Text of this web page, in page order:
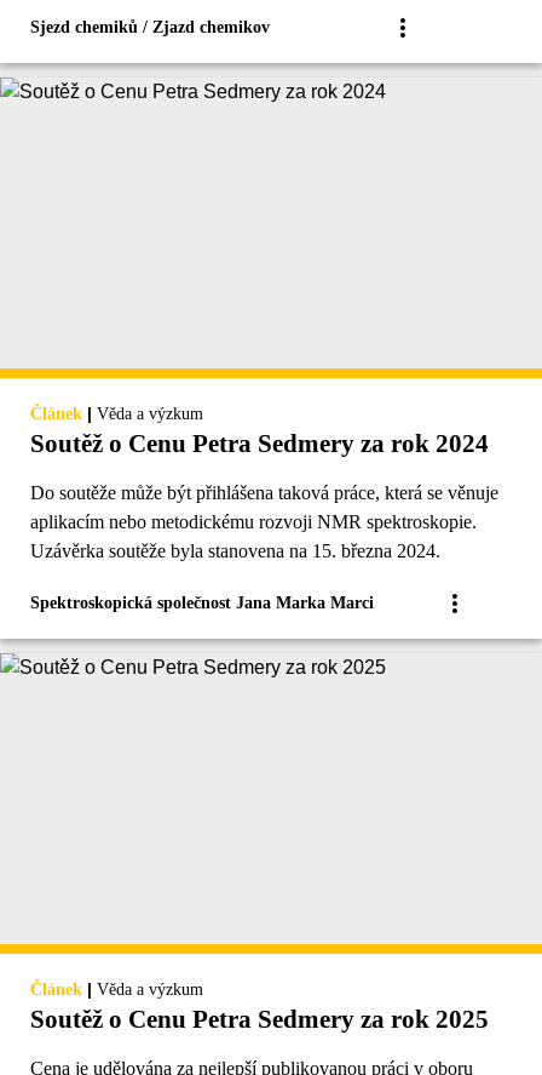
Sjezd chemiků / Zjazd chemikov
Článek | Věda a výzkum
Soutěž o Cenu Petra Sedmery za rok 2024
Do soutěže může být přihlášena taková práce, která se věnuje
aplikacím nebo metodickému rozvoji NMR spektroskopie.
Uzávěrka soutěže byla stanovena na 15. března 2024.
Spektroskopická společnost Jana Marka Marci
Článek | Věda a výzkum
Soutěž o Cenu Petra Sedmery za rok 2025
Cena je udělována za nejlepší publikovanou práci v oboru